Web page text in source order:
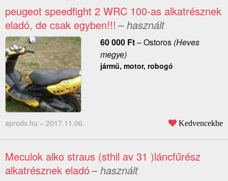
peugeot speedfight 2 WRC 100-as alkatrésznek
eladó, de csak egyben!!! – használt
60 000 Ft–Ostoros(Heves
megye)
jármű, motor, robogó
aprodx.hu – 2017.11.06. Kedvencekbe
Meculok alko straus (sthil av 31 )láncfűrész
alkatrésznek eladó– használt